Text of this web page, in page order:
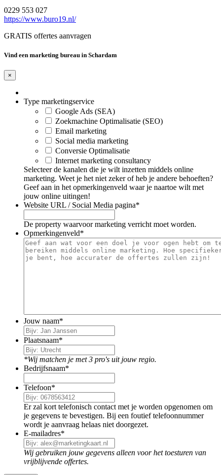
0229 553 027
https://www.buro19.nl/
GRATIS offertes aanvragen
Vind een marketing bureau in Schardam
×
Type marketingservice
Google Ads (SEA)
Zoekmachine Optimalisatie (SEO)
Email marketing
Social media marketing
Conversie Optimalisatie
Internet marketing consultancy
Selecteer de kanalen die je wilt inzetten middels online
marketing. Weet je het niet zeker of heb je andere behoeften?
Geef aan in het opmerkingenveld waar je naartoe wilt met
jouw online uitingen!
Website URL / Social Media pagina*
De property waarvoor marketing verricht moet worden.
Opmerkingenveld*
Jouw naam*
Plaatsnaam*
*Wij matchen je met 3 pro's uit jouw regio.
Bedrijfsnaam*
Telefoon*
Er zal kort telefonisch contact met je worden opgenomen om
je gegevens te bevestigen. Bij een foutief telefoonnummer
wordt je aanvraag helaas niet doorgezet.
E-mailadres*
Wij gebruiken jouw gegevens alleen voor het toesturen van
vrijblijvende offertes.